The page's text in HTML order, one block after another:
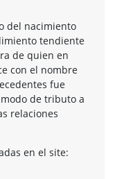
del nacimiento
tendiente
de quien en
con el nombre
fue
de tributo a
relaciones
en el site: